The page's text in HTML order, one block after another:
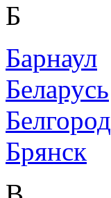
Б
Барнаул
Беларусь
Белгород
Брянск